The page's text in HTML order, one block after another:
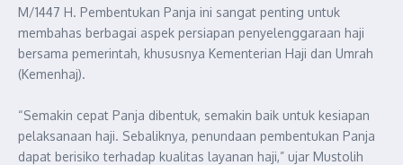
M/1447 H. Pembentukan Panja ini sangat penting untuk
membahas berbagai aspek persiapan penyelenggaraan haji
bersama pemerintah, khususnya Kementerian Haji dan Umrah
(Kemenhaj).
“Semakin cepat Panja dibentuk, semakin baik untuk kesiapan
pelaksanaan haji. Sebaliknya, penundaan pembentukan Panja
dapat berisiko terhadap kualitas layanan haji,” ujar Mustolih